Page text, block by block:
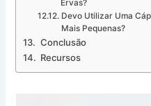
Ervas?
Devo Utilizar Uma
Mais Pequenas?
Conclusão
Recursos